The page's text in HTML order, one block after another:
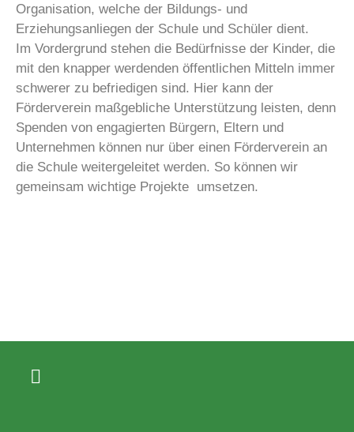
Organisation, welche der Bildungs- und
Erziehungsanliegen der Schule und Schüler dient.
Im Vordergrund stehen die Bedürfnisse der Kinder, die
mit den knapper werdenden öffentlichen Mitteln immer
schwerer zu befriedigen sind. Hier kann der
Förderverein maßgebliche Unterstützung leisten, denn
Spenden von engagierten Bürgern, Eltern und
Unternehmen können nur über einen Förderverein an
die Schule weitergeleitet werden. So können wir
gemeinsam wichtige Projekte umsetzen.